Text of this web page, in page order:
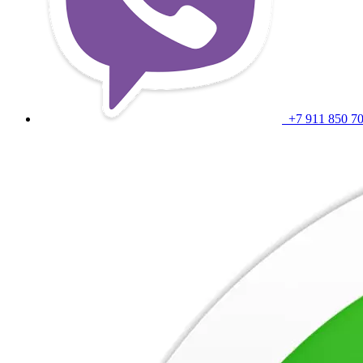
+7 911 850